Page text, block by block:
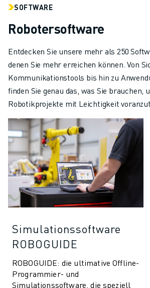
SOFTWARE
Robotersoftware
Entdecken Sie unsere mehr als 250
denen Sie mehr erreichen können. Von
Kommunikationstools bis hin zu
finden Sie genau das, was Sie brauchen,
Robotikprojekte mit Leichtigkeit
Simulationssoftware
ROBOGUIDE
ROBOGUIDE: die ultimative Offline-
Programmier- und
Simulationssoftware, die speziell